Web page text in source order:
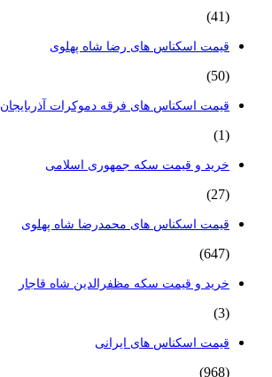
(41)
قیمت اسکناس های رضا شاه پهلوی
(50)
قیمت اسکناس های فرقه دموکرات آذربایجان
(1)
خرید و قیمت سکه جمهوری اسلامی
(27)
قیمت اسکناس های محمدرضا شاه پهلوی
(647)
خرید و قیمت سکه مظفرالدین شاه قاجار
(3)
قیمت اسکناس های ایرانی
(968)